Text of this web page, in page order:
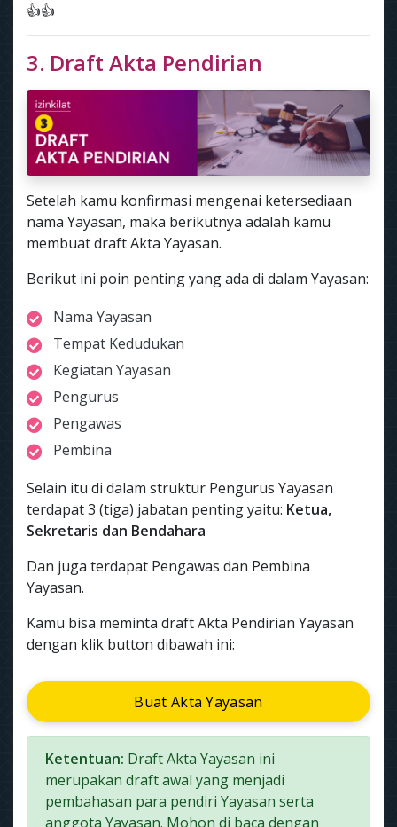
👍👍
3. Draft Akta Pendirian
Setelah kamu konfirmasi mengenai ketersediaan
nama Yayasan, maka berikutnya adalah kamu
membuat draft Akta Yayasan.
Berikut ini poin penting yang ada di dalam Yayasan:
Nama Yayasan
Tempat Kedudukan
Kegiatan Yayasan
Pengurus
Pengawas
Pembina
Selain itu di dalam struktur Pengurus Yayasan
terdapat 3 (tiga) jabatan penting yaitu: Ketua,
Sekretaris dan Bendahara
Dan juga terdapat Pengawas dan Pembina
Yayasan.
Kamu bisa meminta draft Akta Pendirian Yayasan
dengan klik button dibawah ini:
Buat Akta Yayasan
Ketentuan: Draft Akta Yayasan ini
merupakan draft awal yang menjadi
pembahasan para pendiri Yayasan serta
anggota Yayasan. Mohon di baca dengan